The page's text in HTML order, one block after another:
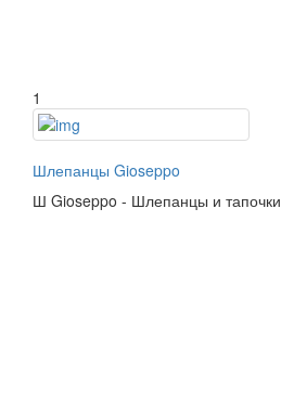
1
Шлепанцы Gioseppo
Ш Gioseppo - Шлепанцы и тапочки